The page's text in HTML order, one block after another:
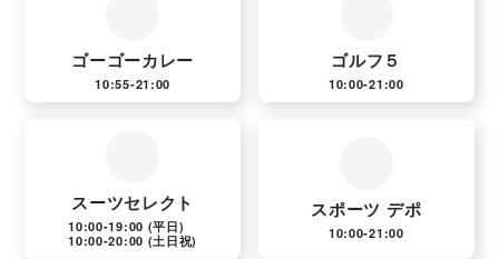
ゴーゴーカレー
10:55-21:00
ゴルフ５
10:00-21:00
スーツセレクト
10:00-19:00 (平日)
10:00-20:00 (土日祝)
スポーツ デポ
10:00-21:00